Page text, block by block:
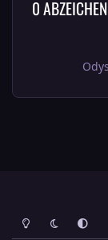
0
Heller ModusDunkler Modus